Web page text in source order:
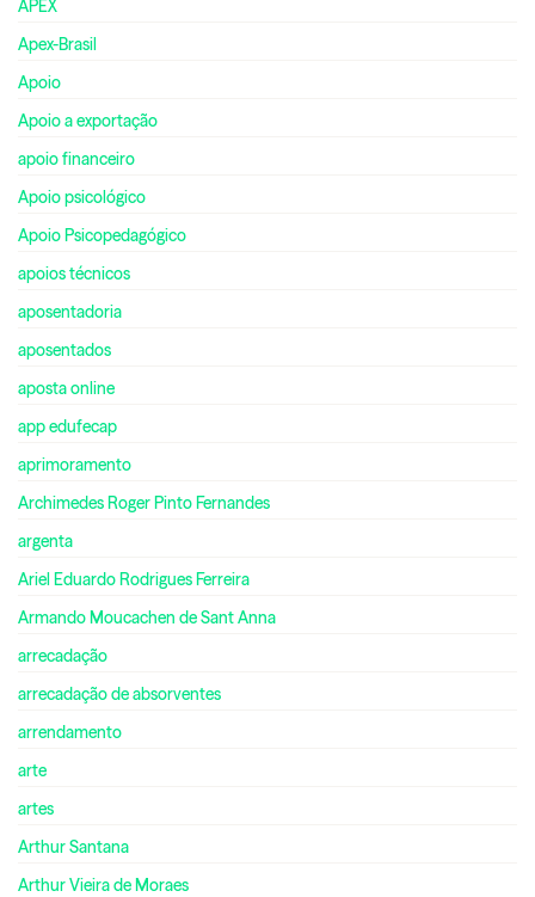
APEX
Apex-Brasil
Apoio
Apoio a exportação
apoio financeiro
Apoio psicológico
Apoio Psicopedagógico
apoios técnicos
aposentadoria
aposentados
aposta online
app edufecap
aprimoramento
Archimedes Roger Pinto Fernandes
argenta
Ariel Eduardo Rodrigues Ferreira
Armando Moucachen de Sant Anna
arrecadação
arrecadação de absorventes
arrendamento
arte
artes
Arthur Santana
Arthur Vieira de Moraes